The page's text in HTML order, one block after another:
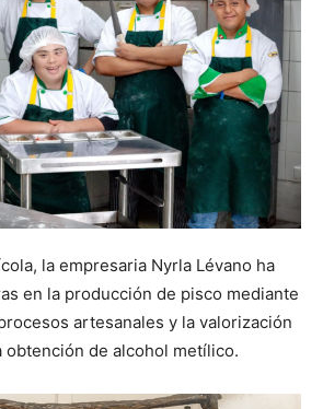
la empresaria Nyrla Lévano ha
en la producción de pisco mediante
artesanales y la valorización
obtención de alcohol metílico.